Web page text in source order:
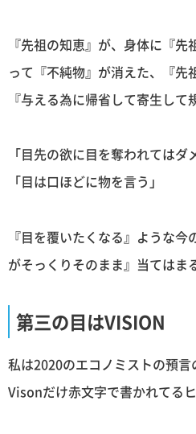
『先祖の知恵』が、身体に『
って『不純物』が消えた、『先
『与える為に帰省して寄生して
「目先の欲に目を奪われてはダ
「目は口ほどに物を言う」
『目を覆いたくなる』ような
がそっくりそのまま』当てはま
第三の目はVISION
私は2020のエコノミストの預言
Visonだけ赤文字で書かれてる